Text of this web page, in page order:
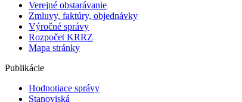
Verejné obstarávanie
Zmluvy, faktúry, objednávky
Výročné správy
Rozpočet KRRZ
Mapa stránky
Publikácie
Hodnotiace správy
Stanoviská